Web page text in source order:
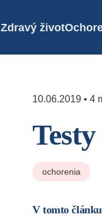
Zdravý život
10.06.2019 • 4
ochorenia
V tomto